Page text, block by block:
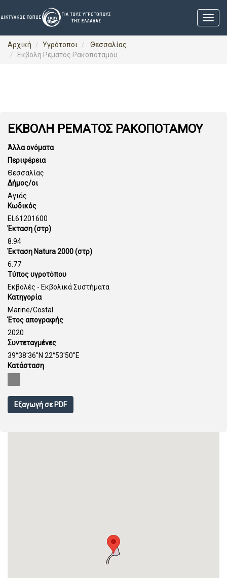
Αρχική Υγρότοποι
Θεσσαλίας
Εκβολη Ρεματος Ρακοποταμου
ΕΚΒΟΛΗ ΡΕΜΑΤΟΣ ΡΑΚΟΠΟΤΑΜΟΥ
Άλλα ονόματα
Περιφέρεια
Θεσσαλίας
Δήμος/οι
Αγιάς
Κωδικός
EL61201600
Έκταση (στρ)
8.94
Έκταση Natura 2000 (στρ)
6.77
Τύπος υγροτόπου
Εκβολές - Εκβολικά Συστήματα
Κατηγορία
Marine/Costal
Έτος απογραφής
2020
Συντεταγμένες
39°38'36''N 22°53'50''E
Κατάσταση
Εξαγωγή σε PDF